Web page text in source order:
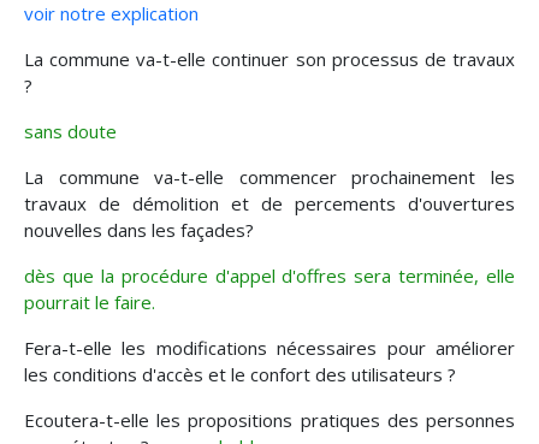
voir notre explication
La commune va-t-elle continuer son processus de travaux
?
sans doute
La commune va-t-elle commencer prochainement les
travaux de démolition et de percements d'ouvertures
nouvelles dans les façades?
dès que la procédure d'appel d'offres sera terminée, elle
pourrait le faire.
Fera-t-elle les modifications nécessaires pour améliorer
les conditions d'accès et le confort des utilisateurs ?
Ecoutera-t-elle les propositions pratiques des personnes